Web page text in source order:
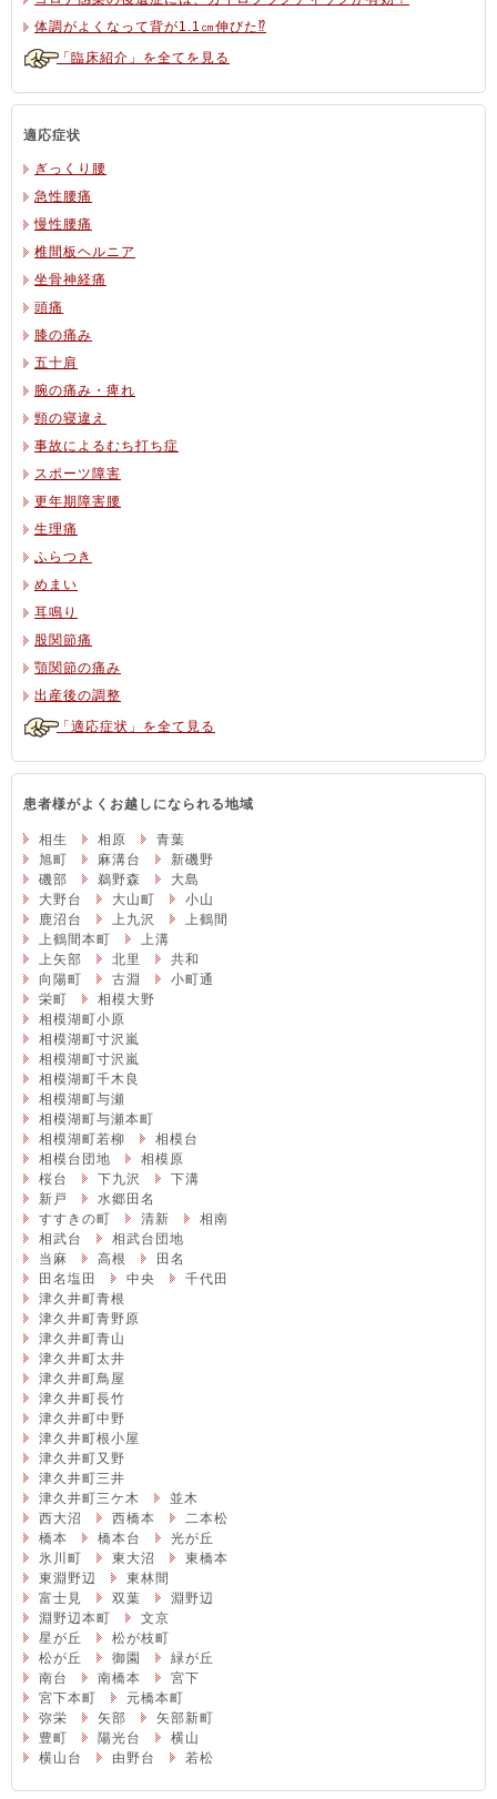
体調がよくなって背が1.1㎝伸びた⁉
「臨床紹介」を全てを見る
適応症状
ぎっくり腰
急性腰痛
慢性腰痛
椎間板ヘルニア
坐骨神経痛
頭痛
膝の痛み
五十肩
腕の痛み・痺れ
頸の寝違え
事故によるむち打ち症
スポーツ障害
更年期障害腰
生理痛
ふらつき
めまい
耳鳴り
股関節痛
顎関節の痛み
出産後の調整
「適応症状」を全て見る
患者様がよくお越しになられる地域
相生 相原
青葉
旭町
麻溝台
新磯野
磯部
鵜野森
大島
大野台
大山町
小山
鹿沼台
上九沢
上鶴間
上鶴間本町
上溝
上矢部
北里
共和
向陽町
古淵
小町通
栄町
相模大野
相模湖町小原
相模湖町寸沢嵐
相模湖町寸沢嵐
相模湖町千木良
相模湖町与瀬
相模湖町与瀬本町
相模湖町若柳
相模台
相模台団地
相模原
桜台
下九沢
下溝
新戸
水郷田名
すすきの町
清新
相南
相武台
相武台団地
当麻
高根
田名
田名塩田
中央
千代田
津久井町青根
津久井町青野原
津久井町青山
津久井町太井
津久井町鳥屋
津久井町長竹
津久井町中野
津久井町根小屋
津久井町又野
津久井町三井
津久井町三ケ木
並木
西大沼
西橋本
二本松
橋本
橋本台
光が丘
氷川町
東大沼
東橋本
東淵野辺
東林間
富士見
双葉
淵野辺
淵野辺本町
文京
星が丘
松が枝町
松が丘
御園
緑が丘
南台
南橋本
宮下
宮下本町
元橋本町
弥栄
矢部
矢部新町
豊町
陽光台
横山
横山台
由野台 若松